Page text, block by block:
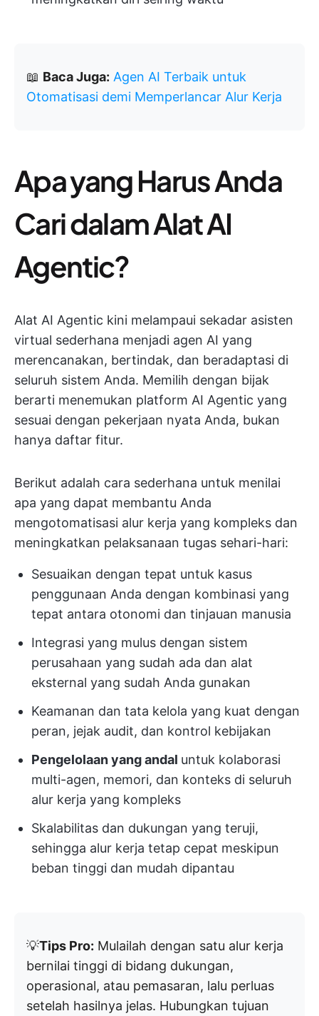
📖 Baca Juga: Agen AI Terbaik untuk
Otomatisasi demi Memperlancar Alur Kerja
Apa yang Harus Anda
Cari dalam Alat AI
Agentic?
Alat AI Agentic kini melampaui sekadar asisten
virtual sederhana menjadi agen AI yang
merencanakan, bertindak, dan beradaptasi di
seluruh sistem Anda. Memilih dengan bijak
berarti menemukan platform AI Agentic yang
sesuai dengan pekerjaan nyata Anda, bukan
hanya daftar fitur.
Berikut adalah cara sederhana untuk menilai
apa yang dapat membantu Anda
mengotomatisasi alur kerja yang kompleks dan
meningkatkan pelaksanaan tugas sehari-hari:
Sesuaikan dengan tepat untuk kasus
penggunaan Anda dengan kombinasi yang
tepat antara otonomi dan tinjauan manusia
Integrasi yang mulus dengan sistem
perusahaan yang sudah ada dan alat
eksternal yang sudah Anda gunakan
Keamanan dan tata kelola yang kuat dengan
peran, jejak audit, dan kontrol kebijakan
Pengelolaan yang andal untuk kolaborasi
multi-agen, memori, dan konteks di seluruh
alur kerja yang kompleks
Skalabilitas dan dukungan yang teruji,
sehingga alur kerja tetap cepat meskipun
beban tinggi dan mudah dipantau
💡Tips Pro: Mulailah dengan satu alur kerja
bernilai tinggi di bidang dukungan,
operasional, atau pemasaran, lalu perluas
setelah hasilnya jelas. Hubungkan tujuan